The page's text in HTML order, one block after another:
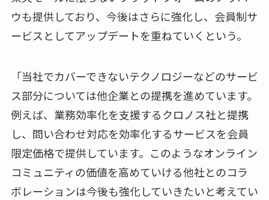
ウも提供しており、今後はさらに強化し、会員制サ
ービスとしてアップデートを重ねていくという。
「当社でカバーできないテクノロジーなどのサービ
ス部分については他企業との提携を進めています。
例えば、業務効率化を支援するクロノス社と提携
し、問い合わせ対応を効率化するサービスを会員
限定価格で提供しています。このようなオンライン
コミュニティの価値を高めていける他社とのコラ
ボレーションは今後も強化していきたいと考えてい